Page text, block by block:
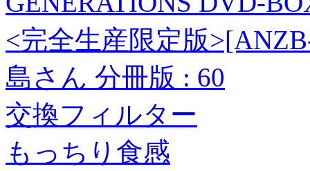
<完全生産限定版
島さん 分冊版 : 60
交換フィルター
もっちり食感